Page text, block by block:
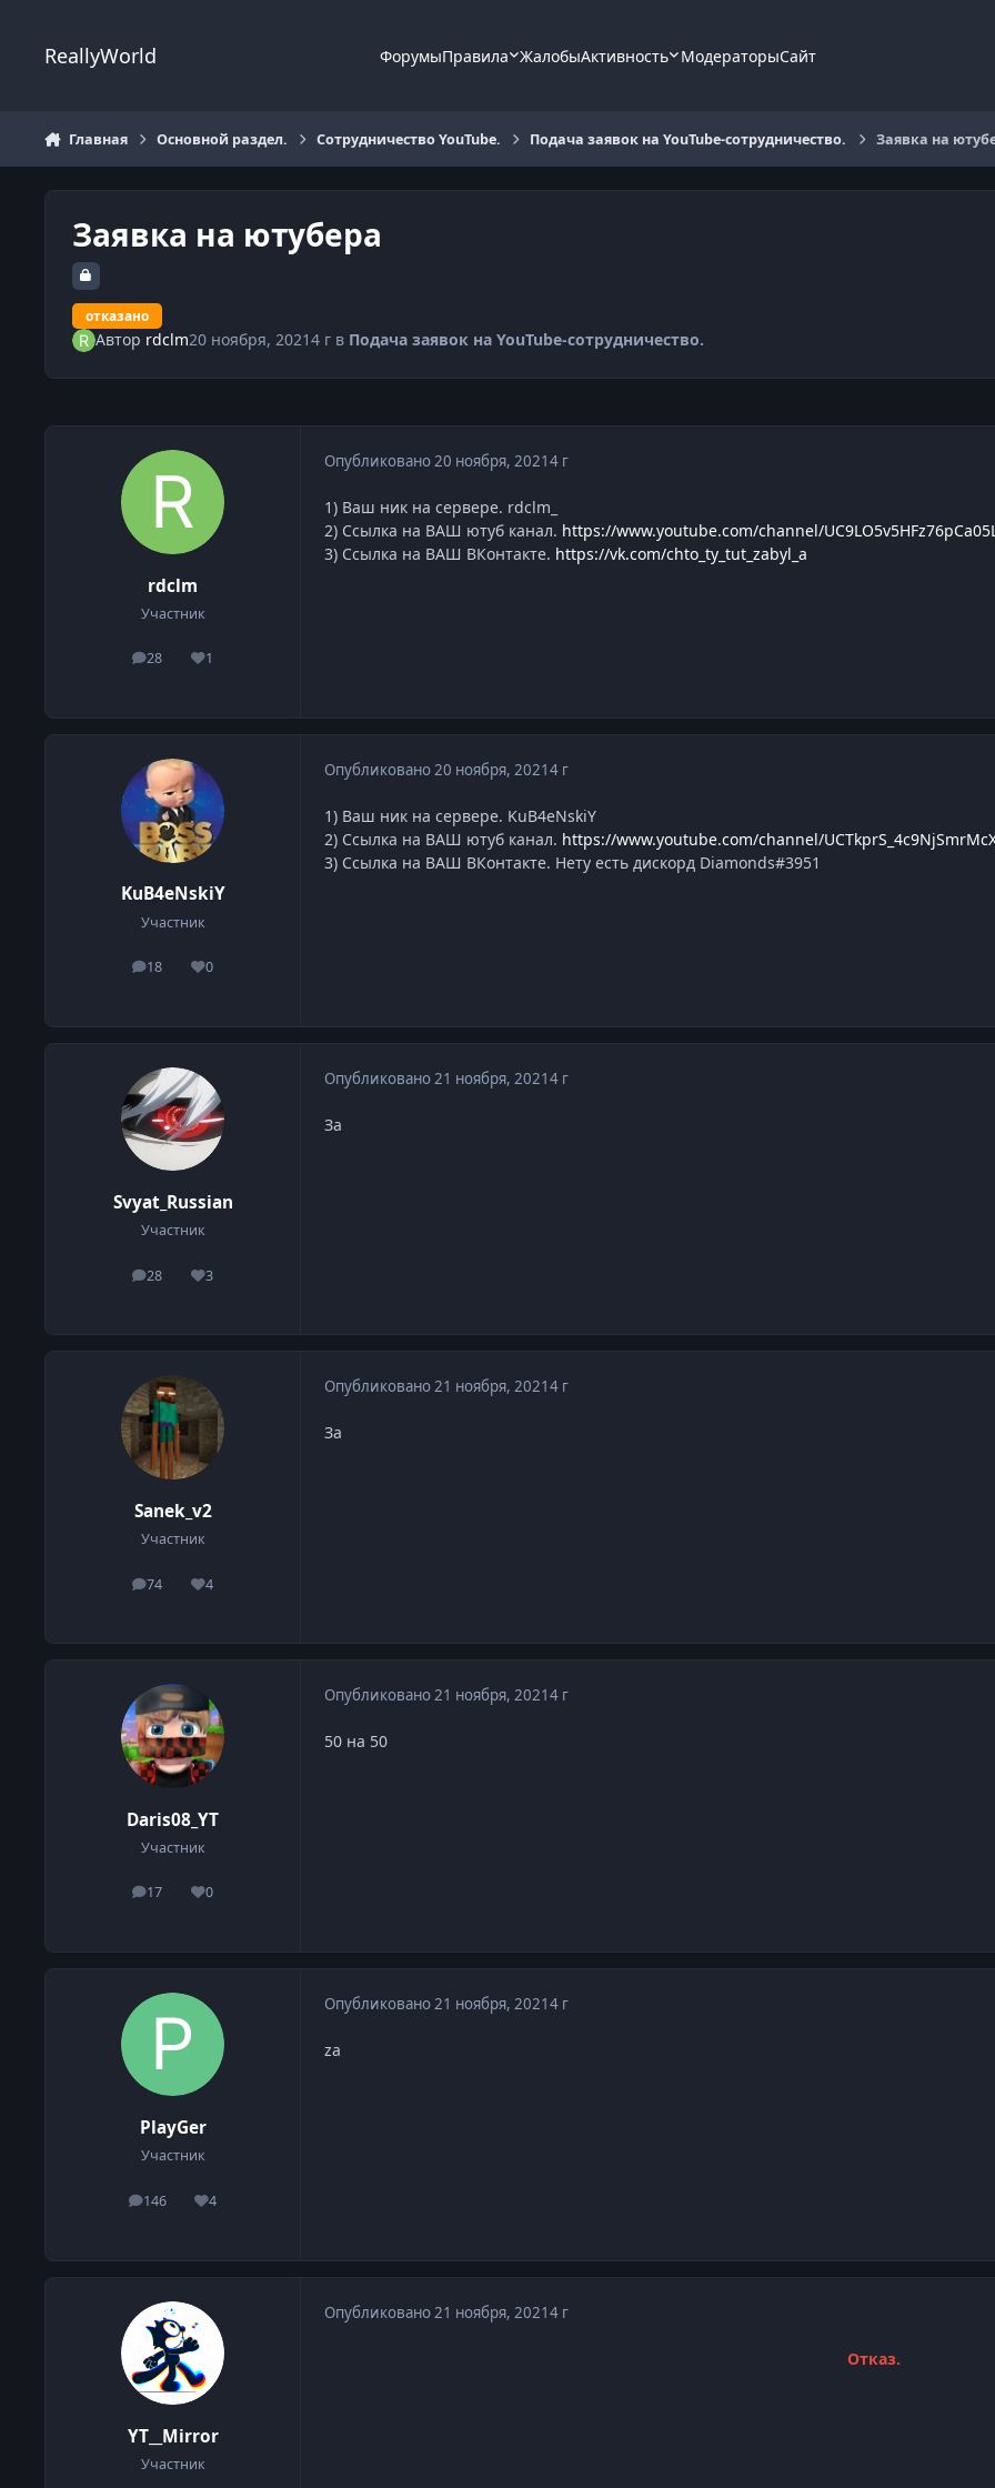
ReallyWorld ФорумыПравила ЖалобыАктивность МодераторыСайт
Главная Основной раздел. Сотрудничество YouTube. Подача заявок на YouTube-сотрудничество. Заявка на
Заявка на ютубера
отказано
Автор rdclm20 ноября, 20214 гв Подача заявок на YouTube-сотрудничество.
rdclm
Участник
28
сообщения
1
Репутация
Опубликовано20 ноября, 20214 г
1) Ваш ник на сервере. rdclm_
2) Ссылка на ВАШ ютуб канал. https://www.youtube.com/channel/
3) Ссылка на ВАШ ВКонтакте. https://vk.com/chto_ty_tut_zabyl_a
KuB4eNskiY
Участник
18
сообщения
0
Репутация
Опубликовано20 ноября, 20214 г
1) Ваш ник на сервере. KuB4eNskiY
2) Ссылка на ВАШ ютуб канал. https://www.youtube.com/channel/
3) Ссылка на ВАШ ВКонтакте. Нету есть дискорд Diamonds#3951
Svyat_Russian
Участник
28
сообщения
3
Репутация
Опубликовано21 ноября, 20214 г
За
Sanek_v2
Участник
74
сообщения
4
Репутация
Опубликовано21 ноября, 20214 г
За
Daris08_YT
Участник
17
сообщения
0
Репутация
Опубликовано21 ноября, 20214 г
50 на 50
PlayGer
Участник
146
сообщения
4
Репутация
Опубликовано21 ноября, 20214 г
za
YT__Mirror
Участник
Опубликовано21 ноября, 20214 г
Отказ.